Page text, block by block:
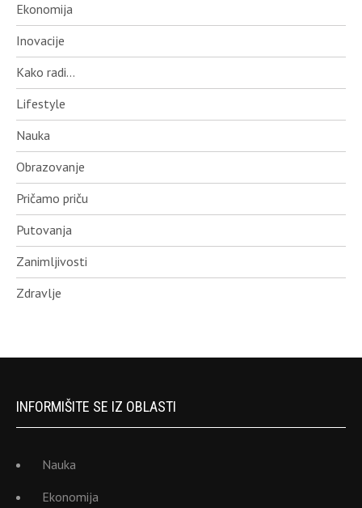
Ekonomija
Inovacije
Kako radi…
Lifestyle
Nauka
Obrazovanje
Pričamo priču
Putovanja
Zanimljivosti
Zdravlje
INFORMIŠITE SE IZ OBLASTI
Nauka
Ekonomija